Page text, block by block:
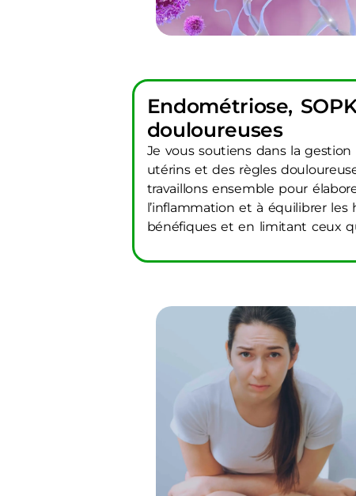
Endométriose,
douloureuses
Je vous soutiens dans la gestion
utérins et des règles
travaillons ensemble pour
l’inflammation et à équilibrer
bénéfiques et en limitant ceux